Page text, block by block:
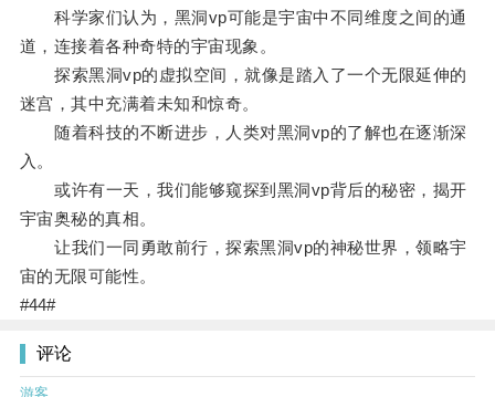
科学家们认为，黑洞vp可能是宇宙中不同维度之间的通
道，连接着各种奇特的宇宙现象。
探索黑洞vp的虚拟空间，就像是踏入了一个无限延伸的
迷宫，其中充满着未知和惊奇。
随着科技的不断进步，人类对黑洞vp的了解也在逐渐深
入。
或许有一天，我们能够窥探到黑洞vp背后的秘密，揭开
宇宙奥秘的真相。
让我们一同勇敢前行，探索黑洞vp的神秘世界，领略宇
宙的无限可能性。
#44#
评论
游客